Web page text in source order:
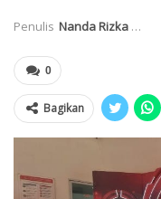
Penulis Nanda Rizka Mahendra
0
Bagikan